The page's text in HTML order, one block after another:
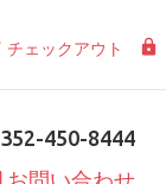
チェックアウト
352-450-8444
お問い合わせ